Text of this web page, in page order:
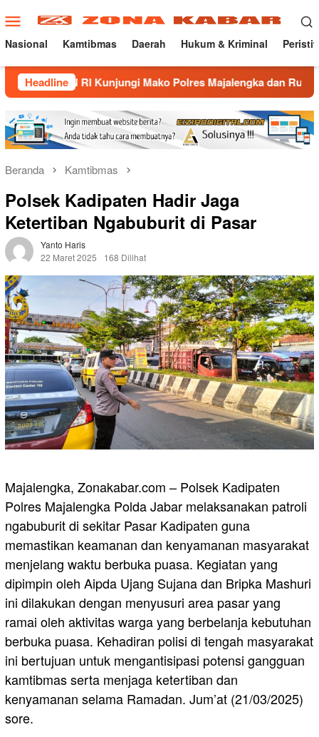
ke
konten
Menu
Mobile
Nasional Kamtibmas Daerah Hukum & Kriminal
Headline
Kunjungi Mako Polres Majalengka dan Rumah Dinas “Bumi
Beranda Kamtibmas
Polsek Kadipaten Hadir Jaga
Ketertiban Ngabuburit di Pasar
Yanto Haris
22 Maret 2025
168 Dilihat
Majalengka, Zonakabar.com – Polsek Kadipaten
Polres Majalengka Polda Jabar melaksanakan patroli
ngabuburit di sekitar Pasar Kadipaten guna
memastikan keamanan dan kenyamanan masyarakat
menjelang waktu berbuka puasa. Kegiatan yang
dipimpin oleh Aipda Ujang Sujana dan Bripka Mashuri
ini dilakukan dengan menyusuri area pasar yang
ramai oleh aktivitas warga yang berbelanja kebutuhan
berbuka puasa. Kehadiran polisi di tengah masyarakat
ini bertujuan untuk mengantisipasi potensi gangguan
kamtibmas serta menjaga ketertiban dan
kenyamanan selama Ramadan. Jum’at (21/03/2025)
sore.